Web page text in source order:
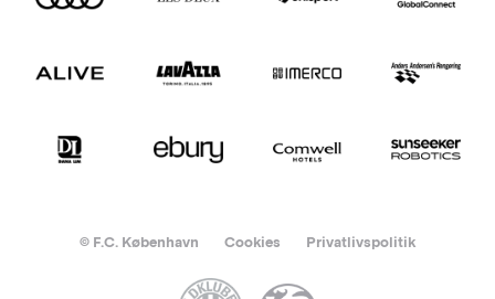
© F.C. København Cookies Privatlivspolitik